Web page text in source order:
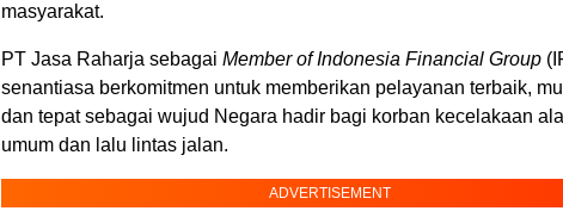
masyarakat.
PT Jasa Raharja sebagai Member of Indonesia Financial Group
senantiasa berkomitmen untuk memberikan pelayanan terbaik,
dan tepat sebagai wujud Negara hadir bagi korban kecelakaan
umum dan lalu lintas jalan.
ADVERTISEMENT